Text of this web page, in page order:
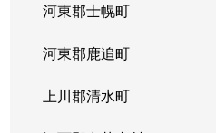
河東郡士幌町
河東郡鹿追町
上川郡清水町